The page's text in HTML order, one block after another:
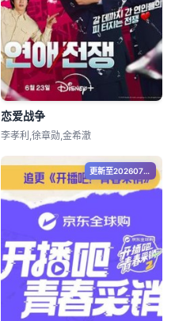
恋爱战争
李孝利,徐章勋,金希澈
更新至20260715期第30期